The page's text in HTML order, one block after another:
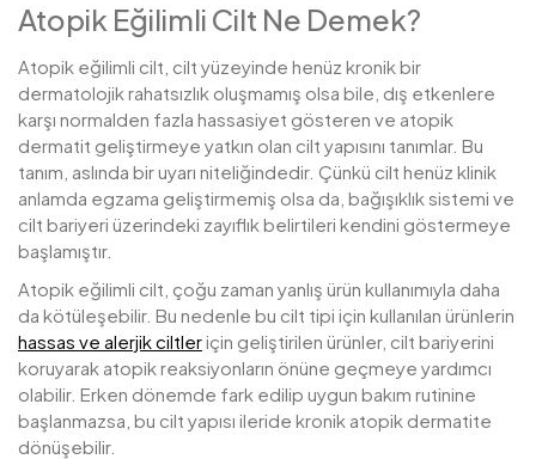
Atopik Eğilimli Cilt Ne Demek?
Atopik eğilimli cilt, cilt yüzeyinde henüz kronik bir
dermatolojik rahatsızlık oluşmamış olsa bile, dış etkenlere
karşı normalden fazla hassasiyet gösteren ve atopik
dermatit geliştirmeye yatkın olan cilt yapısını tanımlar. Bu
tanım, aslında bir uyarı niteliğindedir. Çünkü cilt henüz klinik
anlamda egzama geliştirmemiş olsa da, bağışıklık sistemi ve
cilt bariyeri üzerindeki zayıflık belirtileri kendini göstermeye
başlamıştır.
Atopik eğilimli cilt, çoğu zaman yanlış ürün kullanımıyla daha
da kötüleşebilir. Bu nedenle bu cilt tipi için kullanılan ürünlerin
hassas ve alerjik ciltleriçin geliştirilen ürünler, cilt bariyerini
koruyarak atopik reaksiyonların önüne geçmeye yardımcı
olabilir. Erken dönemde fark edilip uygun bakım rutinine
başlanmazsa, bu cilt yapısı ileride kronik atopik dermatite
dönüşebilir.